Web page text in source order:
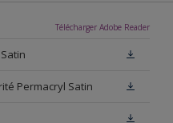
Télécharger Adobe Reader
Permacryl Satin